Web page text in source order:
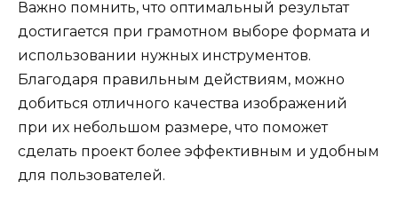
Важно помнить, что оптимальный результат
достигается при грамотном выборе формата и
использовании нужных инструментов.
Благодаря правильным действиям, можно
добиться отличного качества изображений
при их небольшом размере, что поможет
сделать проект более эффективным и удобным
для пользователей.